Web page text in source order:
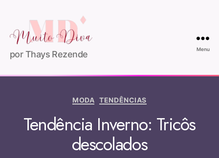
por Thays Rezende
Menu
MODA TENDÊNCIAS
Tendência Inverno: Tricôs
descolados